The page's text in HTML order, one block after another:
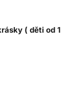
( děti od 1